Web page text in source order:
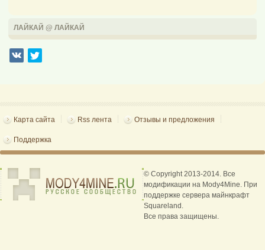
ЛАЙКАЙ @ ЛАЙКАЙ
Карта сайта Rss лента Отзывы и предложения
Поддержка
© Copyright 2013-2014. Все
модификации на Mody4Mine. При
поддержке сервера майнкрафт
Squareland.
Все права защищены.